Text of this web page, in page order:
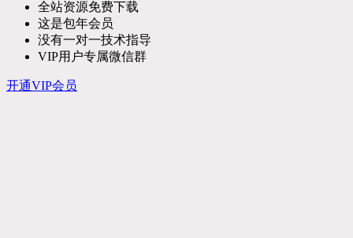
全站资源免费下载
这是包年会员
没有一对一技术指导
VIP用户专属微信群
开通VIP会员